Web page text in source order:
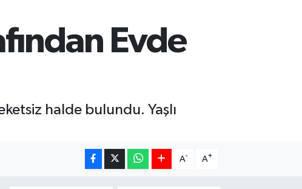
Evde
halde bulundu. Yaşlı
A- A+